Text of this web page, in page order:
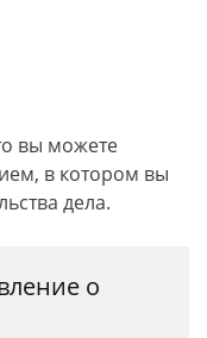
вы можете
в котором вы
дела.
о